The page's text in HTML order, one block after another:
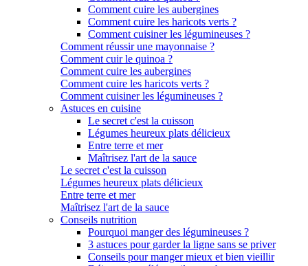
Comment cuire les aubergines
Comment cuire les haricots verts ?
Comment cuisiner les légumineuses ?
Comment réussir une mayonnaise ?
Comment cuir le quinoa ?
Comment cuire les aubergines
Comment cuire les haricots verts ?
Comment cuisiner les légumineuses ?
Astuces en cuisine
Le secret c'est la cuisson
Légumes heureux plats délicieux
Entre terre et mer
Maîtrisez l'art de la sauce
Le secret c'est la cuisson
Légumes heureux plats délicieux
Entre terre et mer
Maîtrisez l'art de la sauce
Conseils nutrition
Pourquoi manger des légumineuses ?
3 astuces pour garder la ligne sans se priver
Conseils pour manger mieux et bien vieillir